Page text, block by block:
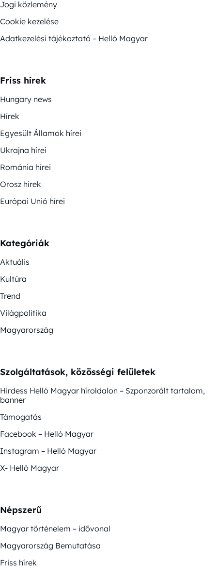
Jogi közlemény
Cookie kezelése
Adatkezelési tájékoztató – Helló Magyar
Friss hírek
Hungary news
Hírek
Egyesült Államok hírei
Ukrajna hírei
Románia hírei
Orosz hírek
Európai Unió hírei
Kategóriák
Aktuális
Kultúra
Trend
Világpolitika
Magyarország
Szolgáltatások, közösségi felületek
Hirdess Helló Magyar híroldalon – Szponzorált tartalom,
banner
Támogatás
Facebook – Helló Magyar
Instagram – Helló Magyar
X- Helló Magyar
Népszerű
Magyar történelem – idővonal
Magyarország Bemutatása
Friss hírek